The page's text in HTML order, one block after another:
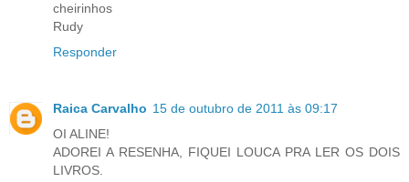
cheirinhos
Rudy
Responder
Raica Carvalho 15 de outubro de 2011 às 09:17
OI ALINE!
ADOREI A RESENHA, FIQUEI LOUCA PRA LER OS DOIS
LIVROS.